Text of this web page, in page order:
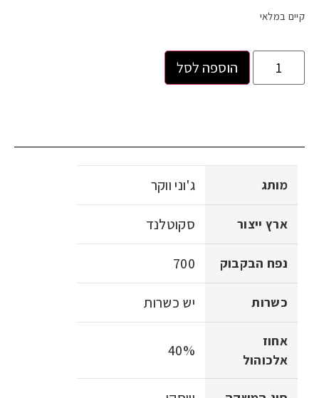
קיים במלאי
הוספה לסל
מותג ג'וני ווקר
ארץ ייצור סקוטלנד
נפח הבקבוק 700
כשרות יש כשרות
אחוז
אלכוהול
40%